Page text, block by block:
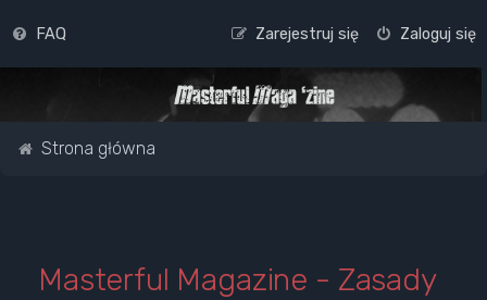
FAQ Zaloguj się
Zarejestruj się
Strona główna
Masterful Magazine - Zasady